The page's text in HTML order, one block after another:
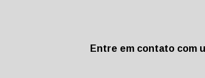
Entre em contato com